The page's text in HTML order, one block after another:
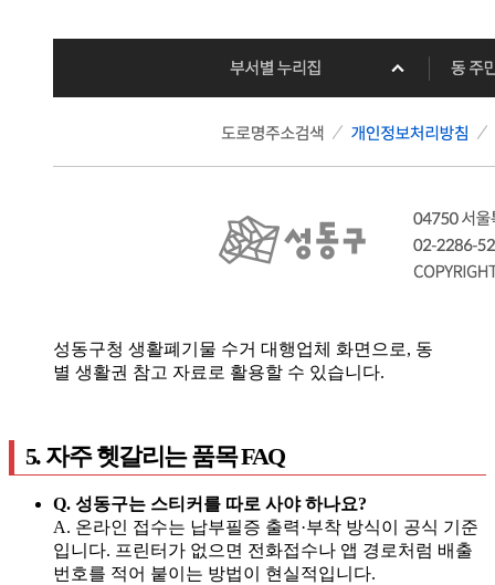
성동구청 생활폐기물 수거 대행업체 화면으로, 동
별 생활권 참고 자료로 활용할 수 있습니다.
5. 자주 헷갈리는 품목 FAQ
Q. 성동구는 스티커를 따로 사야 하나요?
A. 온라인 접수는 납부필증 출력·부착 방식이 공식 기준
입니다. 프린터가 없으면 전화접수나 앱 경로처럼 배출
번호를 적어 붙이는 방법이 현실적입니다.